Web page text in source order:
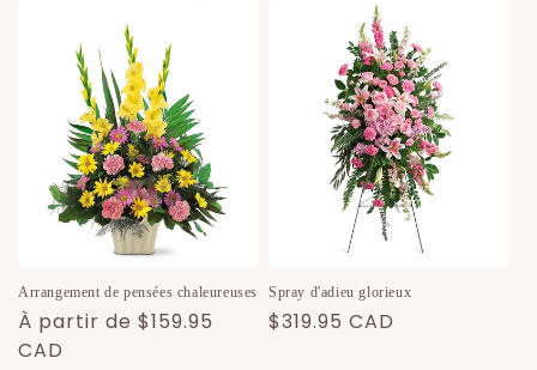
Arrangement de pensées chaleureuses
Prix
habituel
À partir de $159.95
CAD
Spray d'adieu glorieux
Prix
$319.95 CAD